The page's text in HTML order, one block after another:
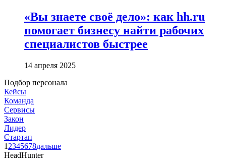
«Вы знаете своё дело»: как hh.ru
помогает бизнесу найти рабочих
специалистов быстрее
14 апреля 2025
Подбор персонала
Кейсы
Команда
Сервисы
Закон
Лидер
Стартап
1 2345678дальше
HeadHunter